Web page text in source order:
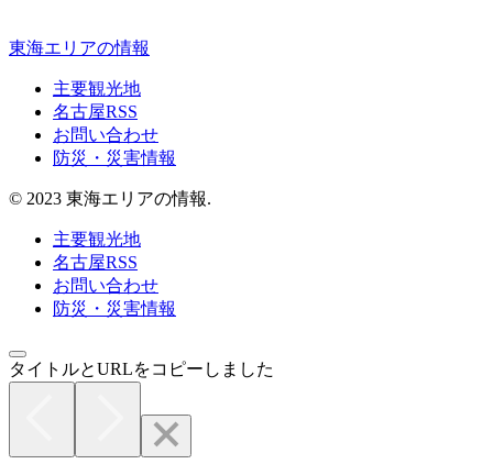
東海エリアの情報
主要観光地
名古屋RSS
お問い合わせ
防災・災害情報
© 2023 東海エリアの情報.
主要観光地
名古屋RSS
お問い合わせ
防災・災害情報
タイトルとURLをコピーしました